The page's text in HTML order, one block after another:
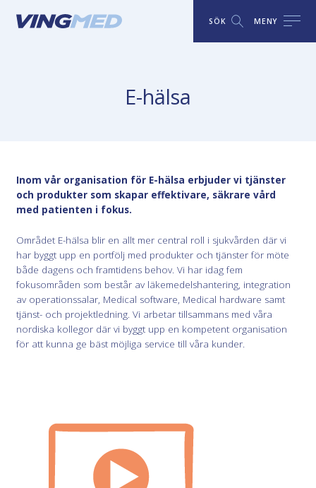
SÖK MENY
E-hälsa
Inom vår organisation för E-hälsa erbjuder vi tjänster
och produkter som skapar effektivare, säkrare vård
med patienten i fokus.
Området E-hälsa blir en allt mer central roll i sjukvården där vi
har byggt upp en portfölj med produkter och tjänster för möte
både dagens och framtidens behov. Vi har idag fem
fokusområden som består av läkemedelshantering, integration
av operationssalar, Medical software, Medical hardware samt
tjänst- och projektledning. Vi arbetar tillsammans med våra
nordiska kollegor där vi byggt upp en kompetent organisation
för att kunna ge bäst möjliga service till våra kunder.